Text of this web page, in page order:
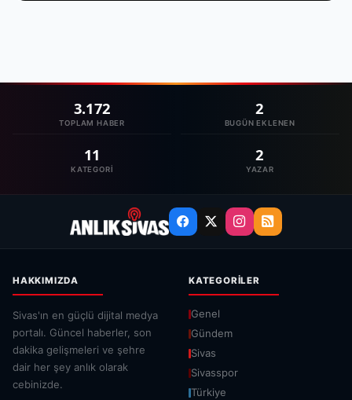
3.172
TOPLAM HABER
2
BUGÜN EKLENEN
11
KATEGORI
2
YAZAR
HAKKIMIZDA
Sivas'ın en güçlü dijital medya
portalı. Güncel haberler, son
dakika gelişmeleri ve şehre
dair her şey anlık olarak
cebinizde.
KATEGORILER
Genel
Gündem
Sivas
Sivasspor
Türkiye